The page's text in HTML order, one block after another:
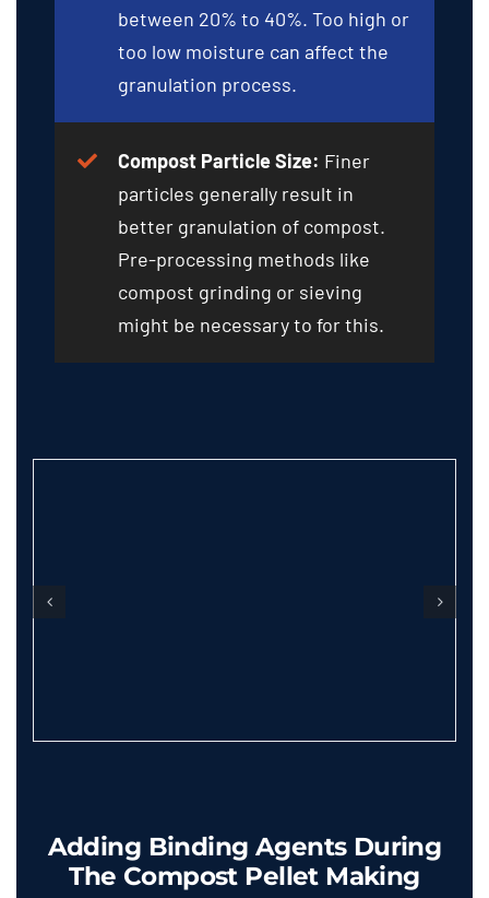
between 20%to 40%.Too high or
too low moisture can affect the
granulation process.
Compost Particle Size: Finer
particles generally result in
better granulation of compost.
Pre-processing methods like
compost grinding or sieving
might be necessary to for this.
Adding Binding Agents During
The Compost Pellet Making